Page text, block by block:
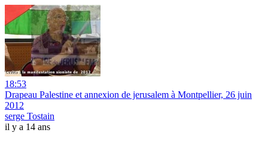
18:53
Drapeau Palestine et annexion de jerusalem à Montpellier, 26 juin
2012
serge Tostain
il y a 14 ans